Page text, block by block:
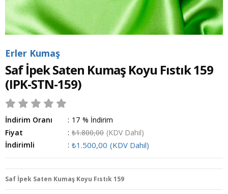
Erler Kumaş
Saf İpek Saten Kumaş Koyu Fıstık 159
(IPK-STN-159)
İndirim Oranı : %
17
İndirim
Fiyat
: ₺1.800,00 (KDV Dahil)
İndirimli
: ₺1.500,00 (KDV Dahil)
Saf İpek Saten Kumaş Koyu Fıstık 159